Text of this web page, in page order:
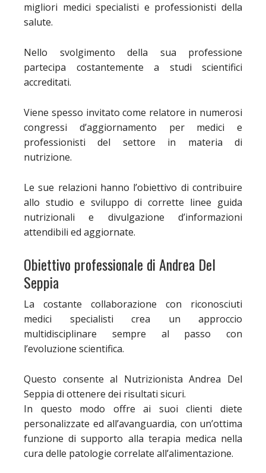
migliori medici specialisti e professionisti della
salute.
Nello svolgimento della sua professione
partecipa costantemente a studi scientifici
accreditati.
Viene spesso invitato come relatore in numerosi
congressi d’aggiornamento per medici e
professionisti del settore in materia di
nutrizione.
Le sue relazioni hanno l’obiettivo di contribuire
allo studio e sviluppo di corrette linee guida
nutrizionali e divulgazione d’informazioni
attendibili ed aggiornate.
Obiettivo professionale di Andrea Del
Seppia
La costante collaborazione con riconosciuti
medici specialisti crea un approccio
multidisciplinare sempre al passo con
l’evoluzione scientifica.
Questo consente al Nutrizionista Andrea Del
Seppia di ottenere dei risultati sicuri.
In questo modo offre ai suoi clienti diete
personalizzate ed all’avanguardia, con un’ottima
funzione di supporto alla terapia medica nella
cura delle patologie correlate all’alimentazione.